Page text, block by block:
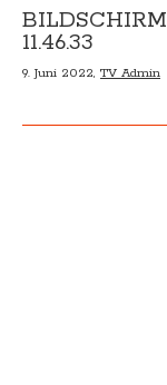
11.46.33
9. Juni 2022, TV Admin